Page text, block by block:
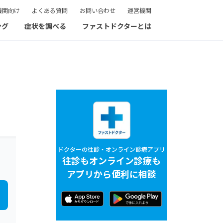
関向け よくある質問 お問い合わせ 運営機関
症状を調べる ファストドクターとは
ドクターの往診・オンライン診療アプリ
往診もオンライン診療も
アプリから便利に相談